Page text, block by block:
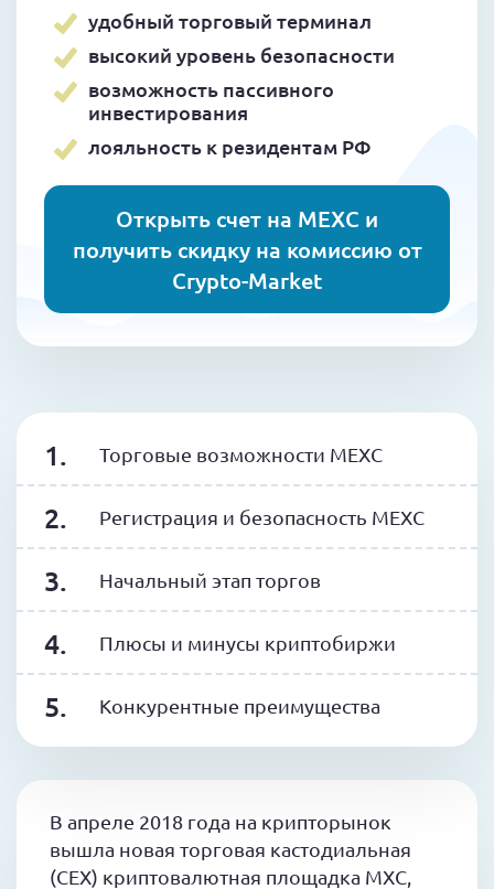
удобный торговый терминал
высокий уровень безопасности
возможность пассивного
инвестирования
лояльность к резидентам РФ
Открыть счет на MEXC и
получить скидку на комиссию от
Crypto-Market
Торговые возможности MEXC
Регистрация и безопасность MEXC
Начальный этап торгов
Плюсы и минусы криптобиржи
Конкурентные преимущества
В апреле 2018 года на крипторынок
вышла новая торговая кастодиальная
(CEX) криптовалютная площадка МХС,